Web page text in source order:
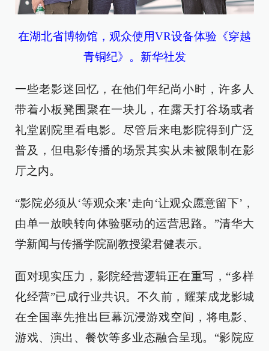
在湖北省博物馆，观众使用VR设备体验《穿越
青铜纪》。新华社发
一些老影迷回忆，在他们年纪尚小时，许多人
带着小板凳围聚在一块儿，在露天打谷场或者
礼堂剧院里看电影。尽管后来电影院得到广泛
普及，但电影传播的场景其实从未被限制在影
厅之内。
“影院必须从‘等观众来’走向‘让观众愿意留下’，
由单一放映转向体验驱动的运营思路。”清华大
学新闻与传播学院副教授梁君健表示。
面对现实压力，影院经营逻辑正在重写，“多样
化经营”已成行业共识。不久前，耀莱成龙影城
在全国率先推出巨幕沉浸游戏空间，将电影、
游戏、演出、餐饮等多业态融合呈现。“影院应